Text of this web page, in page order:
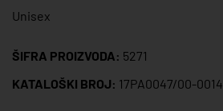
Unisex
ŠIFRA PROIZVODA: 5271
KATALOŠKI BROJ: 17PA0047/00-0014